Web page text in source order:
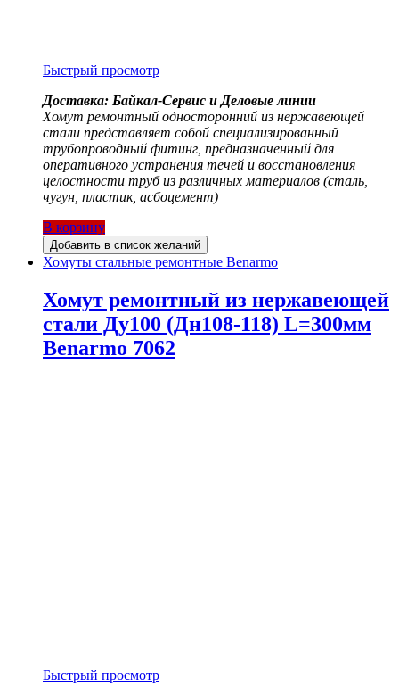
Быстрый просмотр
Доставка: Байкал-Сервис и Деловые линии
Хомут ремонтный односторонний из нержавеющей
стали представляет собой специализированный
трубопроводный фитинг, предназначенный для
оперативного устранения течей и восстановления
целостности труб из различных материалов (сталь,
чугун, пластик, асбоцемент)
В корзину
Добавить в список желаний
Хомуты стальные ремонтные Benarmo
Хомут ремонтный из нержавеющей
стали Ду100 (Дн108-118) L=300мм
Benarmo 7062
Быстрый просмотр